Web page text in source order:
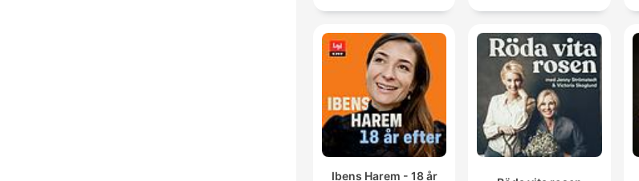
Ibens Harem - 18 år